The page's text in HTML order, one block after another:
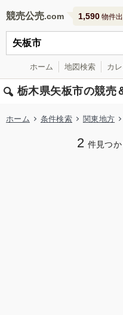
競売公売 1,590 物件
ホーム 地図検索 カ
栃木県矢板市の競売
ホーム 条件検索 関東地方
2 件見つ